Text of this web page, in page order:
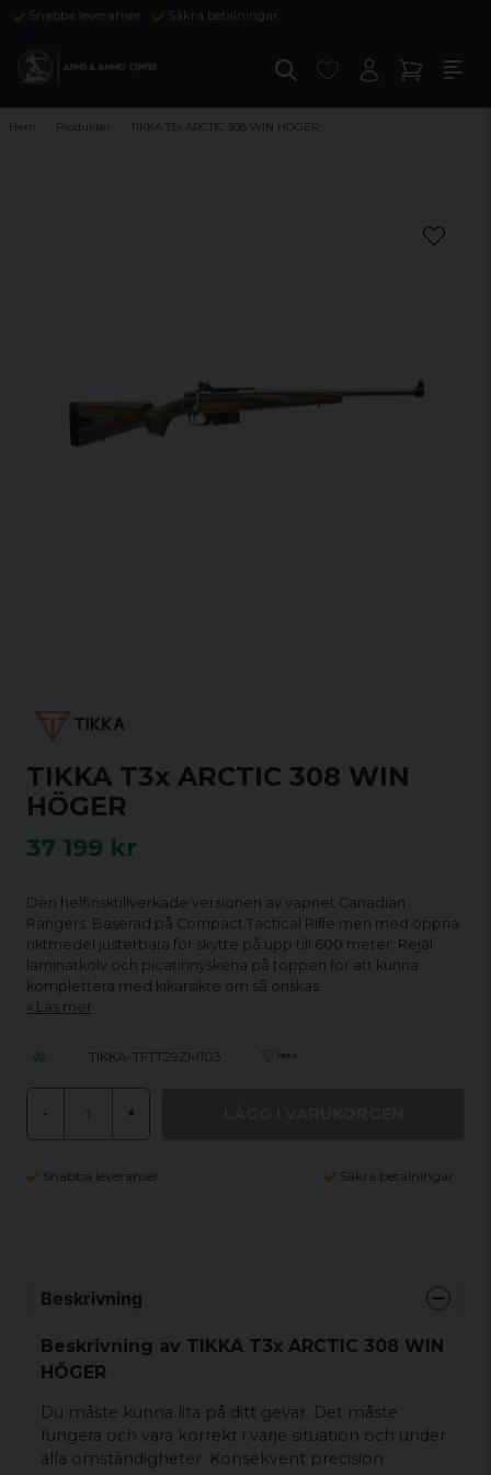
Snabba leveranser Säkra betalningar
Hem Produkter TIKKA T3x ARCTIC 308 WIN HÖGER
TIKKA T3x ARCTIC 308 WIN
HÖGER
37 199 kr
Den helfinsktillverkade versionen av vapnet Canadian
Rangers. Baserad på Compact Tactical Riﬂe men med öppna
riktmedel justerbara för skytte på upp till 600 meter. Rejäl
laminatkolv och picatinnyskena på toppen för att kunna
komplettera med kikarsikte om så önskas.
Läs mer
TIKKA-TFTT29ZM103
- +
Snabba leveranser Säkra betalningar
Beskrivning
Beskrivning av TIKKA T3x ARCTIC 308 WIN
HÖGER
Du måste kunna lita på ditt gevär. Det måste
fungera och vara korrekt i varje situation och under
alla omständigheter. Konsekvent precision